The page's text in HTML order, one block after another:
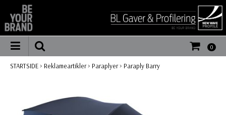
0
STARTSIDE> Reklameartikler> Paraplyer> Paraply Barry